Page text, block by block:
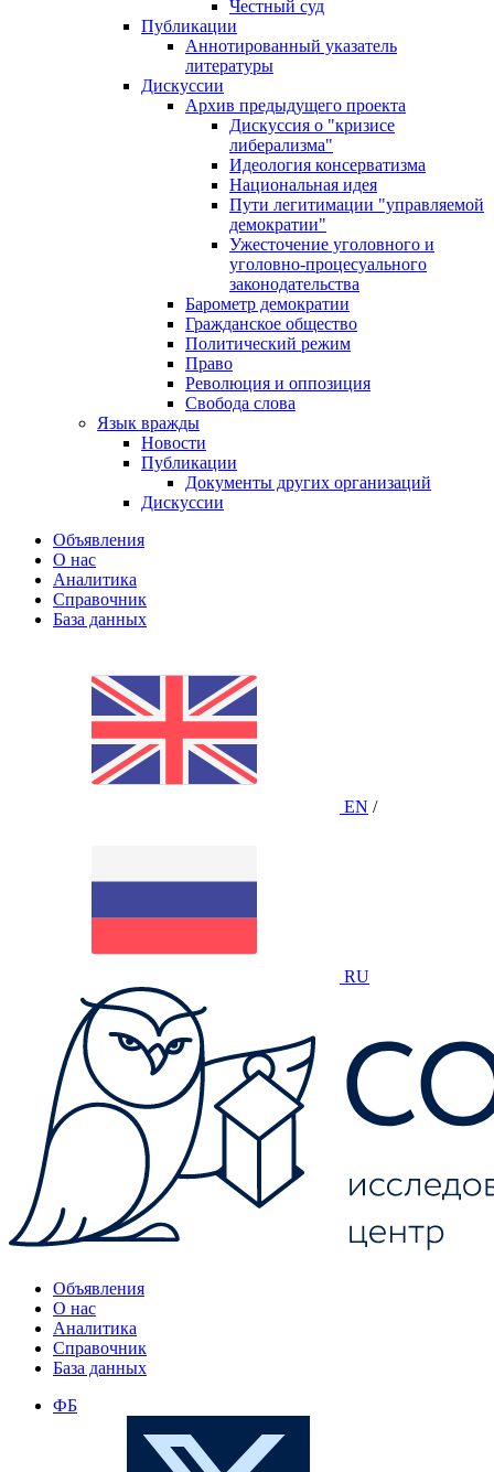
Честный суд
Публикации
Аннотированный указатель
литературы
Дискуссии
Архив предыдущего проекта
Дискуссия о "кризисе
либерализма"
Идеология консерватизма
Национальная идея
Пути легитимации "управляемой
демократии"
Ужесточение уголовного и
уголовно-процесуального
законодательства
Барометр демократии
Гражданское общество
Политический режим
Право
Революция и оппозиция
Свобода слова
Язык вражды
Новости
Публикации
Документы других организаций
Дискуссии
Объявления
О нас
Аналитика
Справочник
База данных
EN /
RU
Объявления
О нас
Аналитика
Справочник
База данных
ФБ